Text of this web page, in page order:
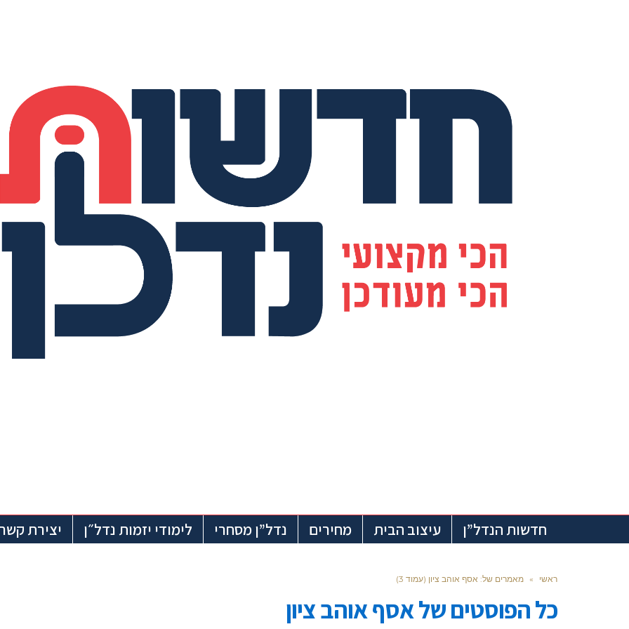
חדשות הנדל”ן עיצוב הבית מחירים נדל”ן מסחרי לימודי יזמות נדל״ן יצירת קשר
ראשי » מאמרים של: אסף אוהב ציון (עמוד 3)
כל הפוסטים שלאסף אוהב ציון